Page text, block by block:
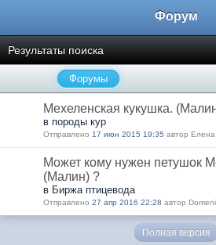
Форум
Результаты поиска
Форумы
Мехеленская кукушка.
в породы кур
Отправлено 17 июн 2015 19:35 автор Елена
Может кому нужен петушок
(Малин) ?
в Биржа птицевода
Отправлено 27 апр 2016 22:28 автор
Полная версия